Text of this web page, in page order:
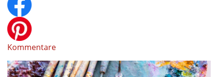
Kommentare